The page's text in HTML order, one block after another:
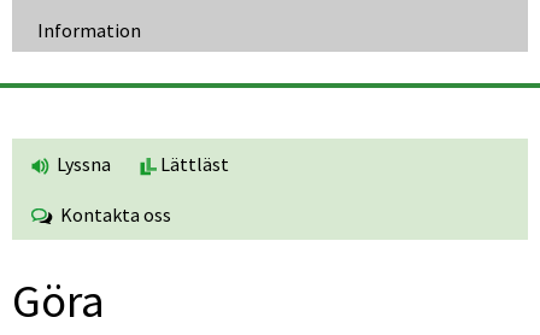
Information
Lyssna Lättläst
Kontakta oss
Göra